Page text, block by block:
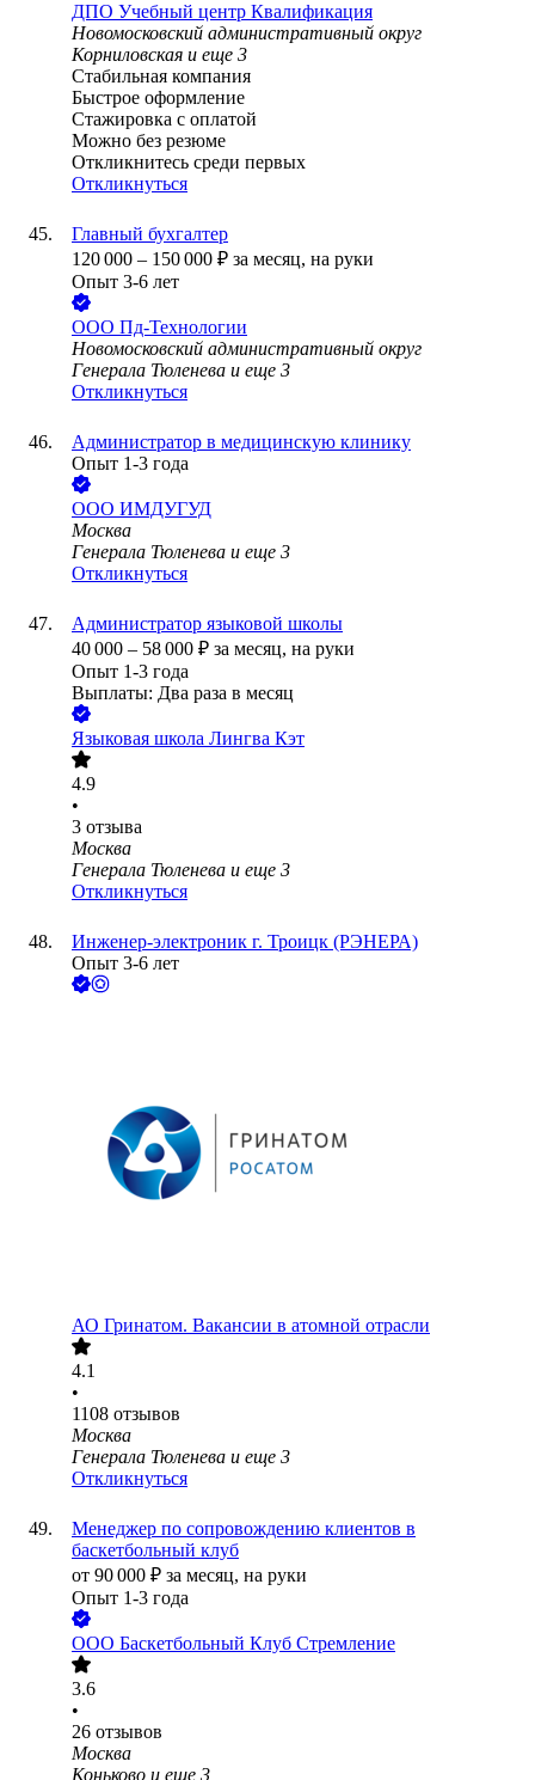
ДПО Учебный центр Квалификация
Новомосковский административный округ
Корниловская и еще 3
Стабильная компания
Быстрое оформление
Стажировка с оплатой
Можно без резюме
Откликнитесь среди первых
Откликнуться
Главный бухгалтер
120 000 – 150 000 ₽ за месяц, на руки
Опыт 3-6 лет
ООО Пд-Технологии
Новомосковский административный округ
Генерала Тюленева и еще 3
Откликнуться
Администратор в медицинскую клинику
Опыт 1-3 года
ООО ИМДУГУД
Москва
Генерала Тюленева и еще 3
Откликнуться
Администратор языковой школы
40 000 – 58 000 ₽ за месяц, на руки
Опыт 1-3 года
Выплаты: Два раза в месяц
Языковая школа Лингва Кэт
4.9
•
3 отзыва
Москва
Генерала Тюленева и еще 3
Откликнуться
Инженер-электроник г. Троицк (РЭНЕРА)
Опыт 3-6 лет
АО Гринатом. Вакансии в атомной отрасли
4.1
•
1108 отзывов
Москва
Генерала Тюленева и еще 3
Откликнуться
Менеджер по сопровождению клиентов в
баскетбольный клуб
от 90 000 ₽ за месяц, на руки
Опыт 1-3 года
ООО Баскетбольный Клуб Стремление
3.6
•
26 отзывов
Москва
Коньково и еще 3